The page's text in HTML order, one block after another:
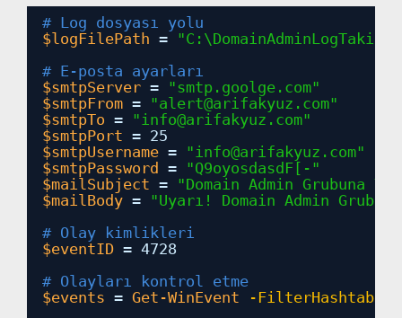
# Log dosyası yolu
$logFilePath =
# E-posta ayarları
$smtpServer = "smtp.goolge.com"
$smtpFrom = "alert@arifakyuz.com"
$smtpTo = "info@arifakyuz.com"
$smtpPort = 25
$smtpUsername = "info@arifakyuz.com"
$smtpPassword = "Q9oyosdasdF[-"
$mailSubject = "Domain Admin Grubuna
$mailBody = "Uyarı! Domain Admin
# Olay kimlikleri
$eventID = 4728
# Olayları kontrol etme
$events = Get-WinEvent -FilterHashtable